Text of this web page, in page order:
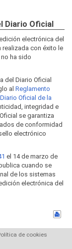
Diario Oficial
electrónica del
realizada con éxito le
ha sido
del Diario Oficial
al Reglamento
Oficial de la
integridad e
se garantiza
de conformidad
electrónico
el 14 de marzo de
cuando se
de los sistemas
electrónica del
de cookies